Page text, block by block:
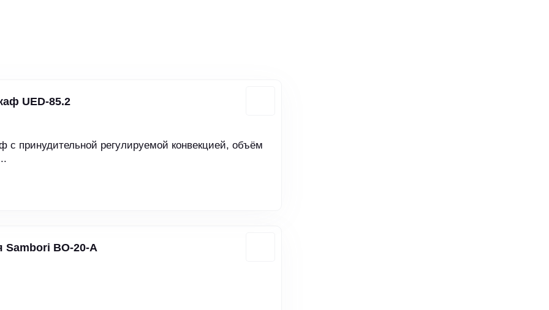
UED-85.2
принудительной регулируемой конвекцией, объём
Sambori BO-20-A